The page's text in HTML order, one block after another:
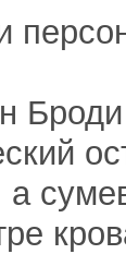
Броди
а